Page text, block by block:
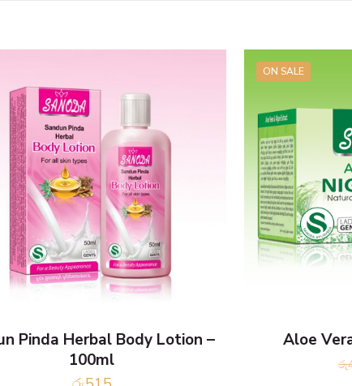
Pinda Herbal Body Lotion –
100ml
ON SALE
Aloe
රු